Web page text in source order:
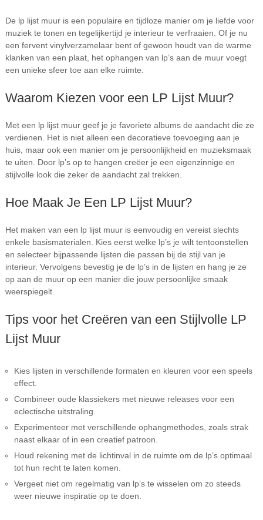
De lp lijst muur is een populaire en tijdloze manier om je liefde voor
muziek te tonen en tegelijkertijd je interieur te verfraaien. Of je nu
een fervent vinylverzamelaar bent of gewoon houdt van de warme
klanken van een plaat, het ophangen van lp’s aan de muur voegt
een unieke sfeer toe aan elke ruimte.
Waarom Kiezen voor een LP Lijst Muur?
Met een lp lijst muur geef je je favoriete albums de aandacht die ze
verdienen. Het is niet alleen een decoratieve toevoeging aan je
huis, maar ook een manier om je persoonlijkheid en muzieksmaak
te uiten. Door lp’s op te hangen creëer je een eigenzinnige en
stijlvolle look die zeker de aandacht zal trekken.
Hoe Maak Je Een LP Lijst Muur?
Het maken van een lp lijst muur is eenvoudig en vereist slechts
enkele basismaterialen. Kies eerst welke lp’s je wilt tentoonstellen
en selecteer bijpassende lijsten die passen bij de stijl van je
interieur. Vervolgens bevestig je de lp’s in de lijsten en hang je ze
op aan de muur op een manier die jouw persoonlijke smaak
weerspiegelt.
Tips voor het Creëren van een Stijlvolle LP
Lijst Muur
Kies lijsten in verschillende formaten en kleuren voor een speels
effect.
Combineer oude klassiekers met nieuwe releases voor een
eclectische uitstraling.
Experimenteer met verschillende ophangmethodes, zoals strak
naast elkaar of in een creatief patroon.
Houd rekening met de lichtinval in de ruimte om de lp’s optimaal
tot hun recht te laten komen.
Vergeet niet om regelmatig van lp’s te wisselen om zo steeds
weer nieuwe inspiratie op te doen.